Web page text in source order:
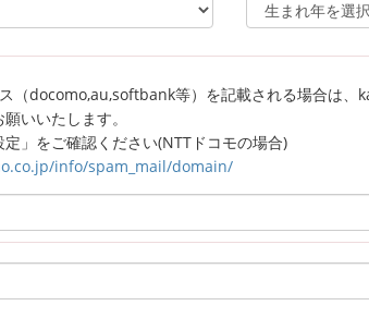
（docomo,au,softbank等）を記載される場合は
いいたします。
」をご確認ください(NTTドコモの場合)
info/spam_mail/domain/